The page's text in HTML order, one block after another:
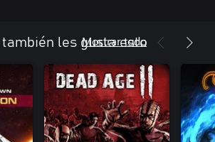
les gusta esto
Mostrar todo